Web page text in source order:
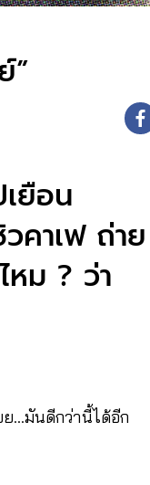
”
ยือน
คาเฟ ถ่าย
ม ? ว่า
ย…มันดีกว่านี้ได้อีก